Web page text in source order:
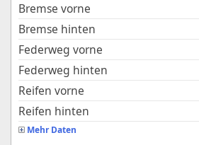
Bremse vorne
Bremse hinten
Federweg vorne
Federweg hinten
Reifen vorne
Reifen hinten
Mehr Daten